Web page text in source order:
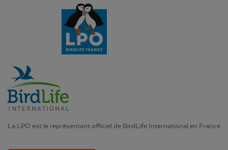
La LPO est le représentant officiel de BirdLife International en France